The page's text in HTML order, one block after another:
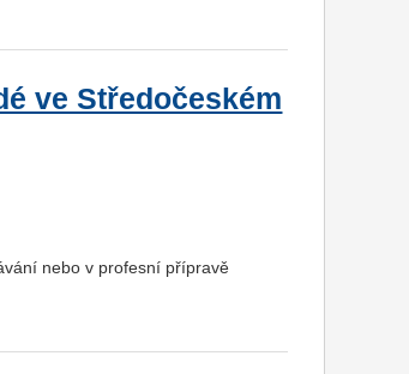
ve Středočeském
nebo v profesní přípravě